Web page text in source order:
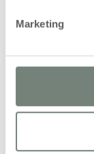
Marketing